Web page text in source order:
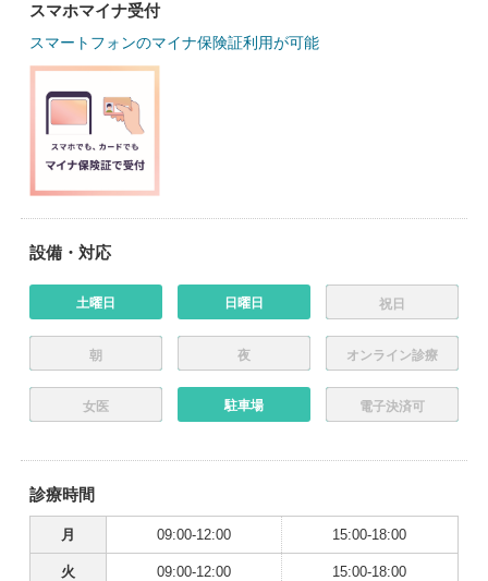
スマホマイナ受付
スマートフォンのマイナ保険証利用が可能
設備・対応
土曜日 日曜日 祝日
朝 夜 オンライン診療
女医 駐車場 電子決済可
診療時間
月 09:00-12:00 15:00-18:00
火 09:00-12:00 15:00-18:00